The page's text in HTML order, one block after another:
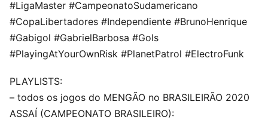
#LigaMaster #CampeonatoSudamericano
#CopaLibertadores #Independiente #BrunoHenrique
#Gabigol #GabrielBarbosa #Gols
#PlayingAtYourOwnRisk #PlanetPatrol #ElectroFunk
PLAYLISTS:
– todos os jogos do MENGÃO no BRASILEIRÃO 2020
ASSAÍ (CAMPEONATO BRASILEIRO):